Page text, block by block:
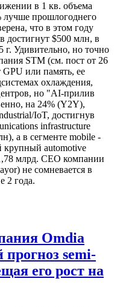
в 1 кв. объема
лучше прошлогоднего
что в этом году
достигнут $500 млн, в
г. Удивительно, но точно
STM (см. пост от 26
или память, ее
охлаждения,
но "AI-прилив
на 24% (Y2Y),
IoT, достигнув
infrastructure
а в сегменте mobile -
крупный automotive
млрд. CEO компании
не сомневается в
2 года.
Omdia
прогноз semi-
его рост на